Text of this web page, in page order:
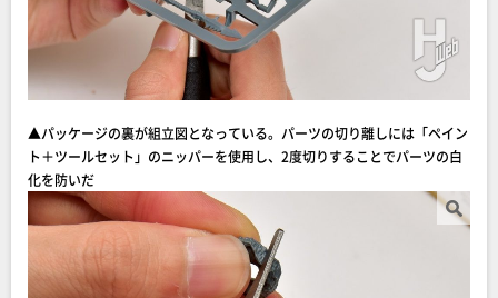
▲パッケージの裏が組立図となっている。パーツの切り離しには「ペイン
ト＋ツールセット」のニッパーを使用し、2度切りすることでパーツの白
化を防いだ